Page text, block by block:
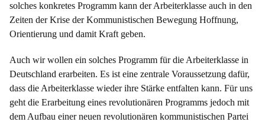
solches konkretes Programm kann der Arbeiterklasse auch in den
Zeiten der Krise der Kommunistischen Bewegung Hoffnung,
Orientierung und damit Kraft geben.
Auch wir wollen ein solches Programm für die Arbeiterklasse in
Deutschland erarbeiten. Es ist eine zentrale Voraussetzung dafür,
dass die Arbeiterklasse wieder ihre Stärke entfalten kann. Für uns
geht die Erarbeitung eines revolutionären Programms jedoch mit
dem Aufbau einer neuen revolutionären kommunistischen Partei